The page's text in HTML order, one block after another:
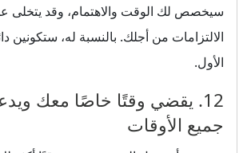
سيخصص لك الوقت والاهتمام، وقد
الالتزامات من أجلك. بالنسبة له، ستكونين
الأول.
12. يقضي وقتًا خاصًا معك
جميع الأوقات